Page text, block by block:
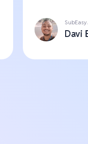
Davi